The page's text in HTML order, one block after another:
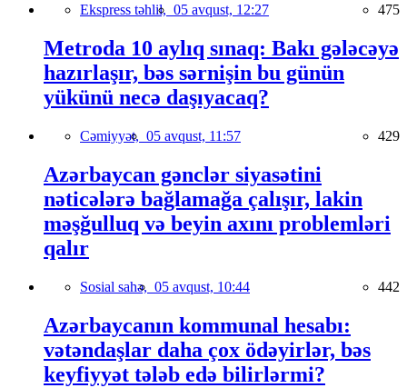
Ekspress təhlil, 05 avqust, 12:27 475
Metroda 10 aylıq sınaq: Bakı gələcəyə
hazırlaşır, bəs sərnişin bu günün
yükünü necə daşıyacaq?
Cəmiyyət, 05 avqust, 11:57 429
Azərbaycan gənclər siyasətini
nəticələrə bağlamağa çalışır, lakin
məşğulluq və beyin axını problemləri
qalır
Sosial sahə, 05 avqust, 10:44 442
Azərbaycanın kommunal hesabı:
vətəndaşlar daha çox ödəyirlər, bəs
keyfiyyət tələb edə bilirlərmi?